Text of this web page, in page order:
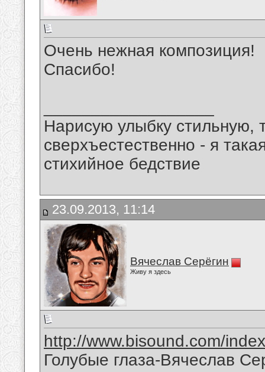
Очень нежная композиция!
Спасибо!
Нарисую улыбку стильную,
сверхъестественно - я
стихийное бедствие
23.09.2013, 11:14
Вячеслав Серёгин
Живу я здесь
http://www.bisound.com/
Голубые глаза-Вячеслав